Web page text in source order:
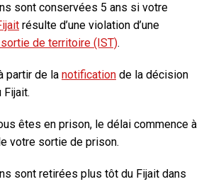
sont conservées 5 ans si votre
résulte d’une violation d’une
de territoire (IST).
partir de la notification de la décision
Fijait.
êtes en prison, le délai commence à
votre sortie de prison.
sont retirées plus tôt du Fijait dans